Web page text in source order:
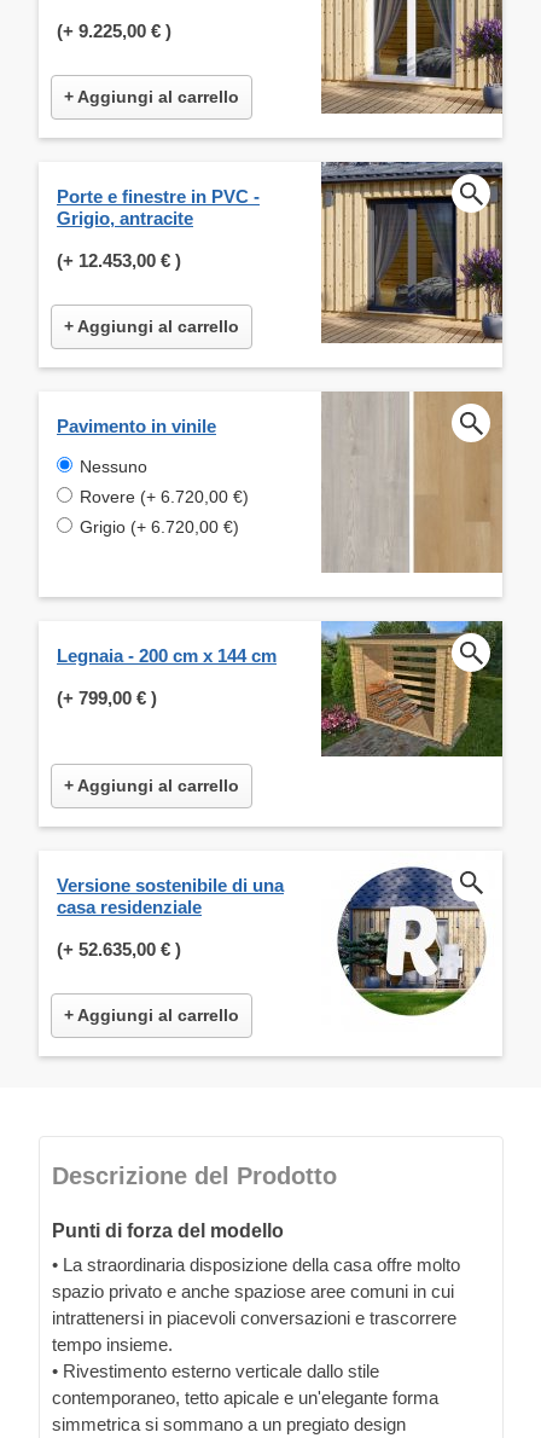
(+ 9.225,00 € )
+ Aggiungi al carrello
Porte e finestre in PVC -
Grigio, antracite
(+ 12.453,00 € )
+ Aggiungi al carrello
Pavimento in vinile
Nessuno
Rovere (+ 6.720,00 €)
Grigio (+ 6.720,00 €)
Legnaia - 200 cm x 144 cm
(+ 799,00 € )
+ Aggiungi al carrello
Versione sostenibile di una
casa residenziale
(+ 52.635,00 € )
+ Aggiungi al carrello
Descrizione del Prodotto
Punti di forza del modello
• La straordinaria disposizione della casa offre molto
spazio privato e anche spaziose aree comuni in cui
intrattenersi in piacevoli conversazioni e trascorrere
tempo insieme.
• Rivestimento esterno verticale dallo stile
contemporaneo, tetto apicale e un'elegante forma
simmetrica si sommano a un pregiato design